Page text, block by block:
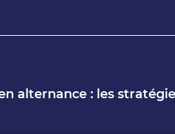
alternance : les